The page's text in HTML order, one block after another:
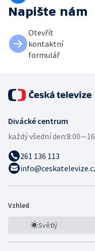
Napište nám
Otevřít
kontaktní
formulář
Divácké centrum
každý všední den:
261 136 113
Vzhled
Světlý